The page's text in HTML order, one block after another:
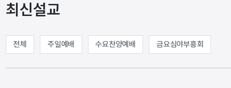
최신설교
전체 주일예배 수요찬양예배 금요심야부흥회